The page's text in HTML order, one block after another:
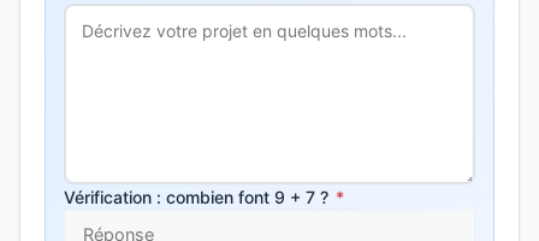
Vérification : combien font 9 + 7 ? *